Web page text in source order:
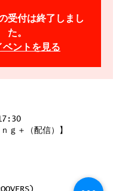
受付は終了しまし
た。
ベントを見る
ｇ＋（配信）】